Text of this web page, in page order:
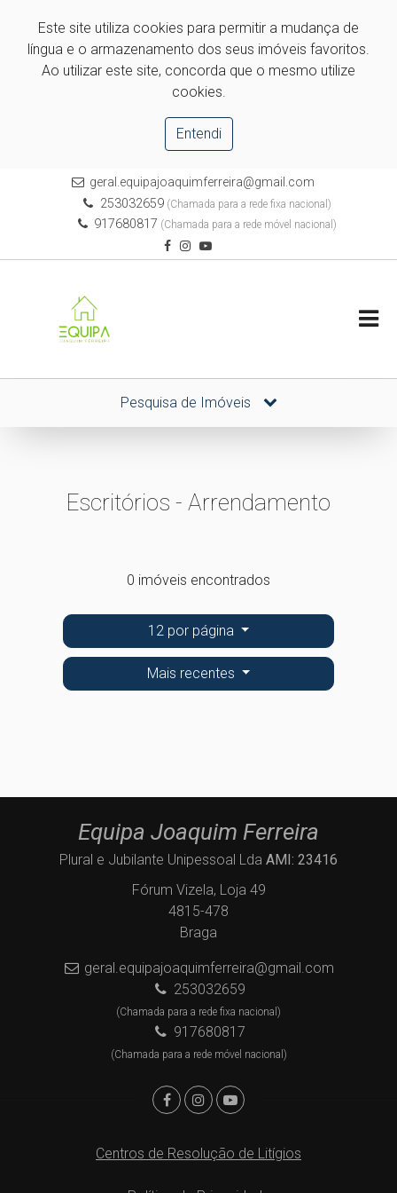
Este site utiliza cookies para permitir a mudança de
língua e o armazenamento dos seus imóveis favoritos.
Ao utilizar este site, concorda que o mesmo utilize
cookies.
Entendi
geral.equipajoaquimferreira@gmail.com
253032659(Chamada para a rede fixa nacional)
917680817 (Chamada para a rede móvel nacional)
Pesquisa de Imóveis
Escritórios - Arrendamento
0 imóveis encontrados
12 por página
Mais recentes
Equipa Joaquim Ferreira
Plural e Jubilante Unipessoal Lda AMI: 23416
Fórum Vizela, Loja 49
4815-478
Braga
geral.equipajoaquimferreira@gmail.com
253032659
(Chamada para a rede fixa nacional)
917680817
(Chamada para a rede móvel nacional)
Centros de Resolução de Litígios